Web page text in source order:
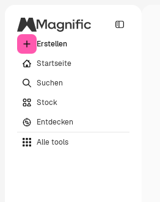
Erstellen
Startseite
Suchen
Stock
Entdecken
Alle tools